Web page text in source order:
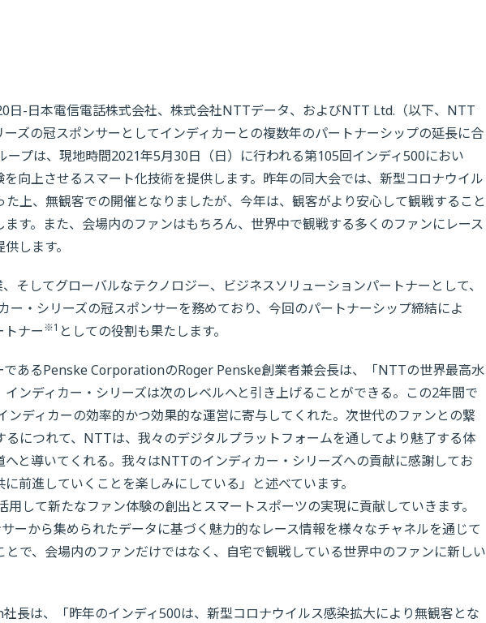
日-日本電信電話株式会社、株式会社NTTデータ、およびNTT Ltd.（以下、NTT
ズの冠スポンサーとしてインディカーとの複数年のパートナーシップの延長に合
プは、現地時間2021年5月30日（日）に行われる第105回インディ500におい
向上させるスマート化技術を提供します。昨年の同大会では、新型コロナウイル
上、無観客での開催となりましたが、今年は、観客がより安心して観戦すること
す。また、会場内のファンはもちろん、世界中で観戦する多くのファンにレース
します。
そしてグローバルなテクノロジー、ビジネスソリューションパートナーとして、
ー・シリーズの冠スポンサーを務めており、今回のパートナーシップ締結によ
トナー※1 としての役割も果たします。
であるPenske CorporationのRoger Penske創業者兼会長は、「NTTの世界最高水
ンディカー・シリーズは次のレベルへと引き上げることができる。この2年間で
ディカーの効率的かつ効果的な運営に寄与してくれた。次世代のファンとの繋
につれて、NTTは、我々のデジタルプラットフォームを通してより魅了する体
と導いてくれる。我々はNTTのインディカー・シリーズへの貢献に感謝してお
前進していくことを楽しみにしている」と述べています。
して新たなファン体験の創出とスマートスポーツの実現に貢献していきます。
ーから集められたデータに基づく魅力的なレース情報を様々なチャネルを通じて
で、会場内のファンだけではなく、自宅で観戦している世界中のファンに新しい
長は、「昨年のインディ500は、新型コロナウイルス感染拡大により無観客とな